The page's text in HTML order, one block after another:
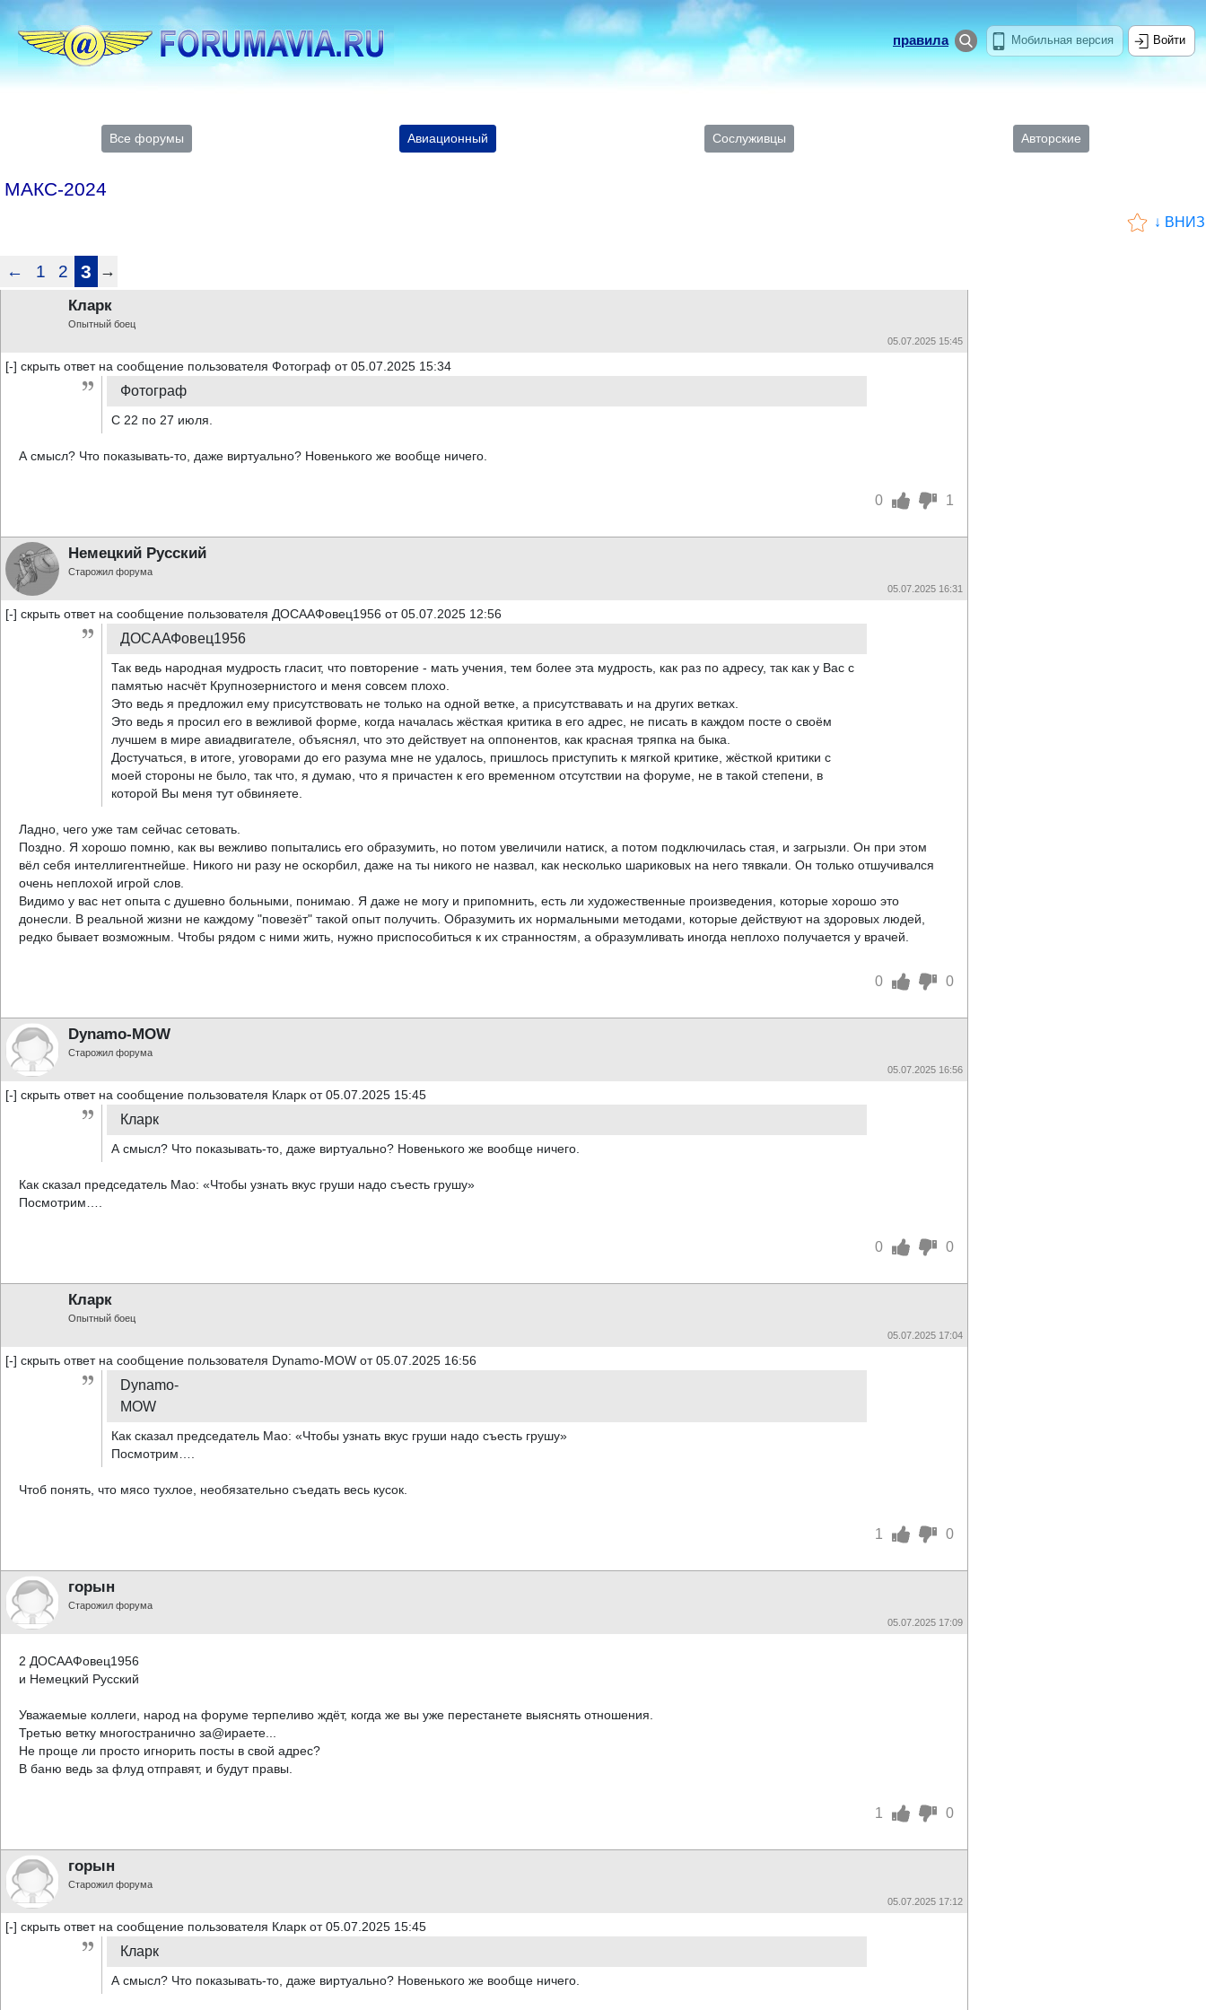
Мобильная версия
правила Войти
Все форумы Авиационный Сослуживцы Авторские
МАКС-2024
↓ ВНИЗ
← 1 2 3 →
Кларк
Опытный боец
05.07.2025 15:45
[-] скрыть ответ на сообщение пользователя Фотограф от 05.07.2025 15:34
Фотограф
C 22 по 27 июля.
А смысл? Что показывать-то, даже виртуально? Новенького же вообще ничего.
0 1
Немецкий Русский
Старожил форума
05.07.2025 16:31
[-] скрыть ответ на сообщение пользователя ДОСААФовец1956 от 05.07.2025 12:56
ДОСААФовец1956
Так ведь народная мудрость гласит, что повторение - мать учения, тем более эта мудрость, как раз по адресу, так как у Вас с
памятью насчёт Крупнозернистого и меня совсем плохо.
Это ведь я предложил ему присутствовать не только на одной ветке, а присутствавать и на других ветках.
Это ведь я просил его в вежливой форме, когда началась жёсткая критика в его адрес, не писать в каждом посте о своём
лучшем в мире авиадвигателе, объяснял, что это действует на оппонентов, как красная тряпка на быка.
Достучаться, в итоге, уговорами до его разума мне не удалось, пришлось приступить к мягкой критике, жёсткой критики с
моей стороны не было, так что, я думаю, что я причастен к его временном отсутствии на форуме, не в такой степени, в
которой Вы меня тут обвиняете.
Ладно, чего уже там сейчас сетовать.
Поздно. Я хорошо помню, как вы вежливо попытались его образумить, но потом увеличили натиск, а потом подключилась стая, и загрызли. Он при этом
вёл себя интеллигентнейше. Никого ни разу не оскорбил, даже на ты никого не назвал, как несколько шариковых на него тявкали. Он только отшучивался
очень неплохой игрой слов.
Видимо у вас нет опыта с душевно больными, понимаю. Я даже не могу и припомнить, есть ли художественные произведения, которые хорошо это
донесли. В реальной жизни не каждому "повезёт" такой опыт получить. Образумить их нормальными методами, которые действуют на здоровых людей,
редко бывает возможным. Чтобы рядом с ними жить, нужно приспособиться к их странностям, а образумливать иногда неплохо получается у врачей.
0 0
Dynamo-MOW
Старожил форума
05.07.2025 16:56
[-] скрыть ответ на сообщение пользователя Кларк от 05.07.2025 15:45
Кларк
А смысл? Что показывать-то, даже виртуально? Новенького же вообще ничего.
Как сказал председатель Мао: «Чтобы узнать вкус груши надо съесть грушу»
Посмотрим….
0 0
Кларк
Опытный боец
05.07.2025 17:04
[-] скрыть ответ на сообщение пользователя Dynamo-MOW от 05.07.2025 16:56
Dynamo-
MOW
Как сказал председатель Мао: «Чтобы узнать вкус груши надо съесть грушу»
Посмотрим….
Чтоб понять, что мясо тухлое, необязательно съедать весь кусок.
1 0
горын
Старожил форума
05.07.2025 17:09
2 ДОСААФовец1956
и Немецкий Русский
Уважаемые коллеги, народ на форуме терпеливо ждёт, когда же вы уже перестанете выяснять отношения.
Третью ветку многостранично за@ираете...
Не проще ли просто игнорить посты в свой адрес?
В баню ведь за флуд отправят, и будут правы.
1 0
горын
Старожил форума
05.07.2025 17:12
[-] скрыть ответ на сообщение пользователя Кларк от 05.07.2025 15:45
Кларк
А смысл? Что показывать-то, даже виртуально? Новенького же вообще ничего.